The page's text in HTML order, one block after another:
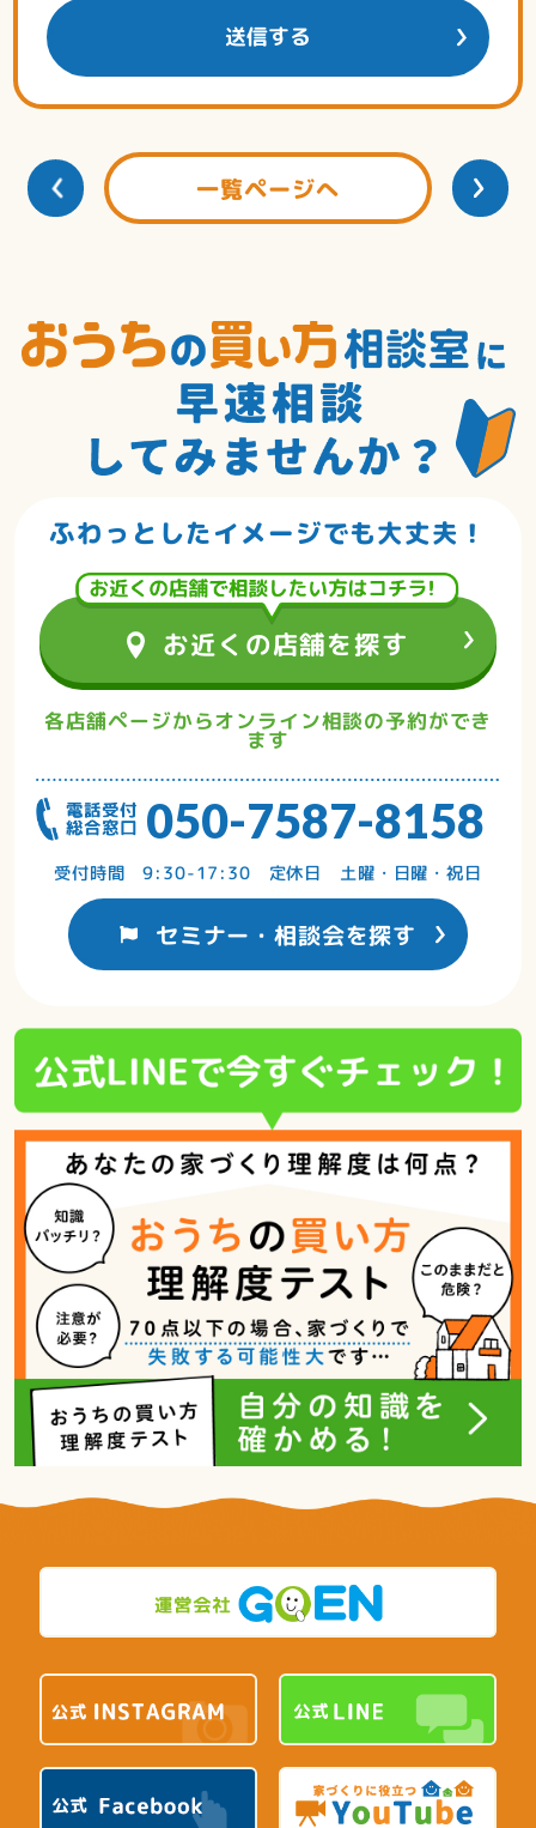
一覧ページへ
ふわっとしたイメージでも大丈夫！
お近くの店舗を探す
各店舗ページからオンライン相談の予約ができ
ます
050-7587-8158
受付時間 9:30-17:30 定休日 土曜・日曜・祝日
セミナー・相談会を探す